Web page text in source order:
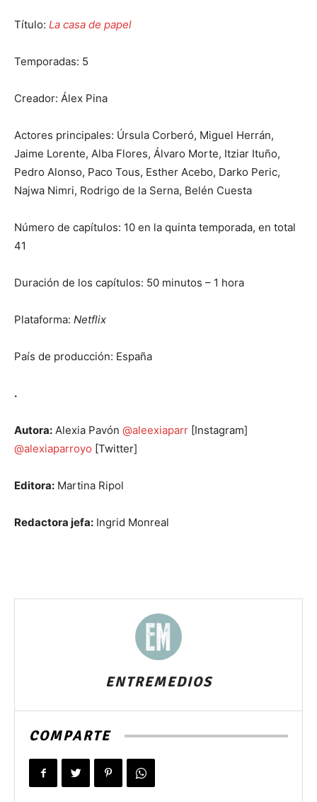
Título: La casa de papel
Temporadas: 5
Creador: Álex Pina
Actores principales: Úrsula Corberó, Miguel Herrán,
Jaime Lorente, Alba Flores, Álvaro Morte, Itziar Ituño,
Pedro Alonso, Paco Tous, Esther Acebo, Darko Peric,
Najwa Nimri, Rodrigo de la Serna, Belén Cuesta
Número de capítulos: 10 en la quinta temporada, en total
41
Duración de los capítulos: 50 minutos – 1 hora
Plataforma: Netflix
País de producción: España
.
Autora: Alexia Pavón @aleexiaparr [Instagram]
@alexiaparroyo [Twitter]
Editora: Martina Ripol
Redactora jefa: Ingrid Monreal
ENTREMEDIOS
COMPARTE